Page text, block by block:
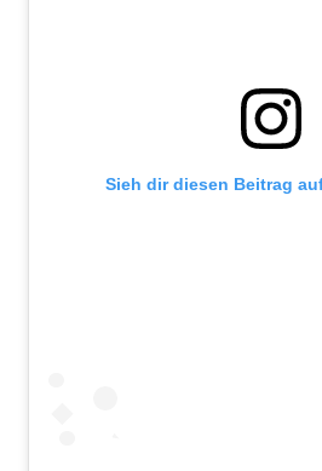
Sieh dir diesen Beitrag